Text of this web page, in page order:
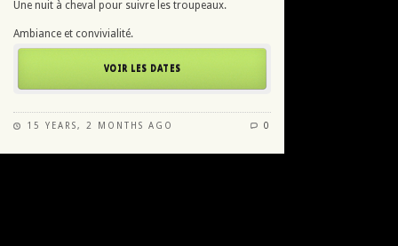
Une nuit à cheval pour suivre les troupeaux.
Ambiance et convivialité.
VOIR LES DATES
15 YEARS, 2 MONTHS AGO 0